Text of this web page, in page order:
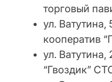
торговый
ул. Ватутина,
кооператив
ул.
“Гвоздик”